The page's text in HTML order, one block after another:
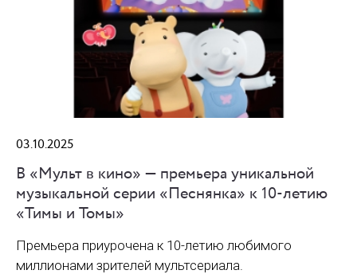
03.10.2025
В «Мульт в кино» — премьера уникальной
музыкальной серии «Песнянка» к 10-летию
«Тимы и Томы»
Премьера приурочена к 10-летию любимого
миллионами зрителей мультсериала.